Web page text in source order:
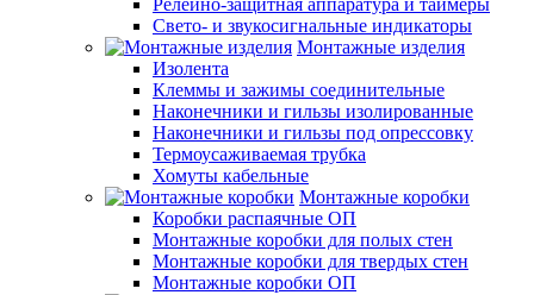
Свето- и звукосигнальные индикаторы
Монтажные изделия
Изолента
Клеммы и зажимы соединительные
Наконечники и гильзы изолированные
Наконечники и гильзы под опрессовку
Термоусаживаемая трубка
Хомуты кабельные
Монтажные коробки
Коробки распаячные ОП
Монтажные коробки для полых стен
Монтажные коробки для твердых стен
Монтажные коробки ОП